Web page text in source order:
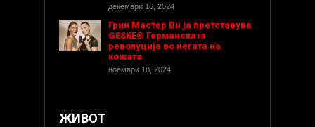
декември 16, 2024
Грин Мастер Ви ја претставува
GESKE® Германската
револуција во негата на
кожата
ноември 18, 2024
ЖИВОТ